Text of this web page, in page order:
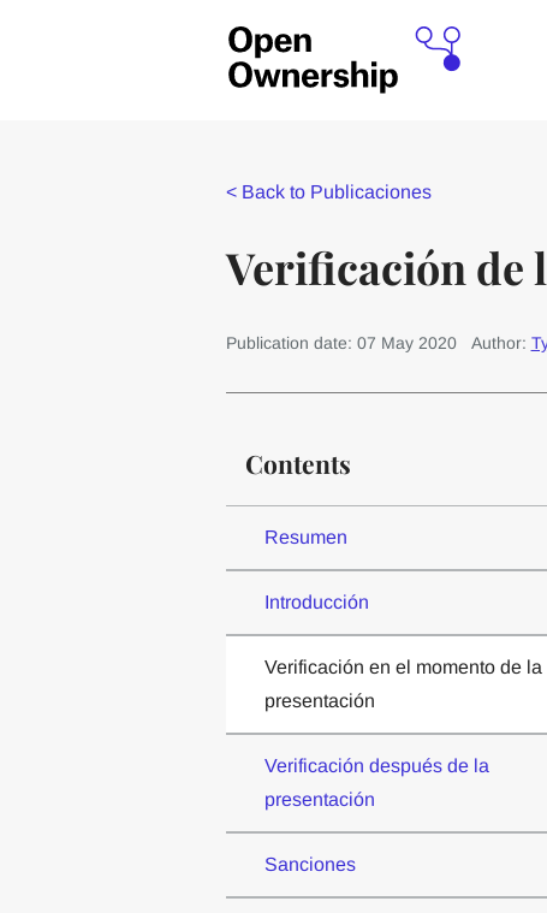
< Back to Publicaciones
Verificación de
Publication date: 07 May 2020 Author:
Contents
Resumen
Introducción
Verificación en el momento de la
presentación
Verificación después de la
presentación
Sanciones